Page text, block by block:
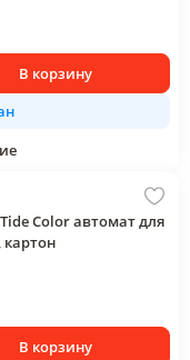
В корзину
Color автомат для
картон
В корзину